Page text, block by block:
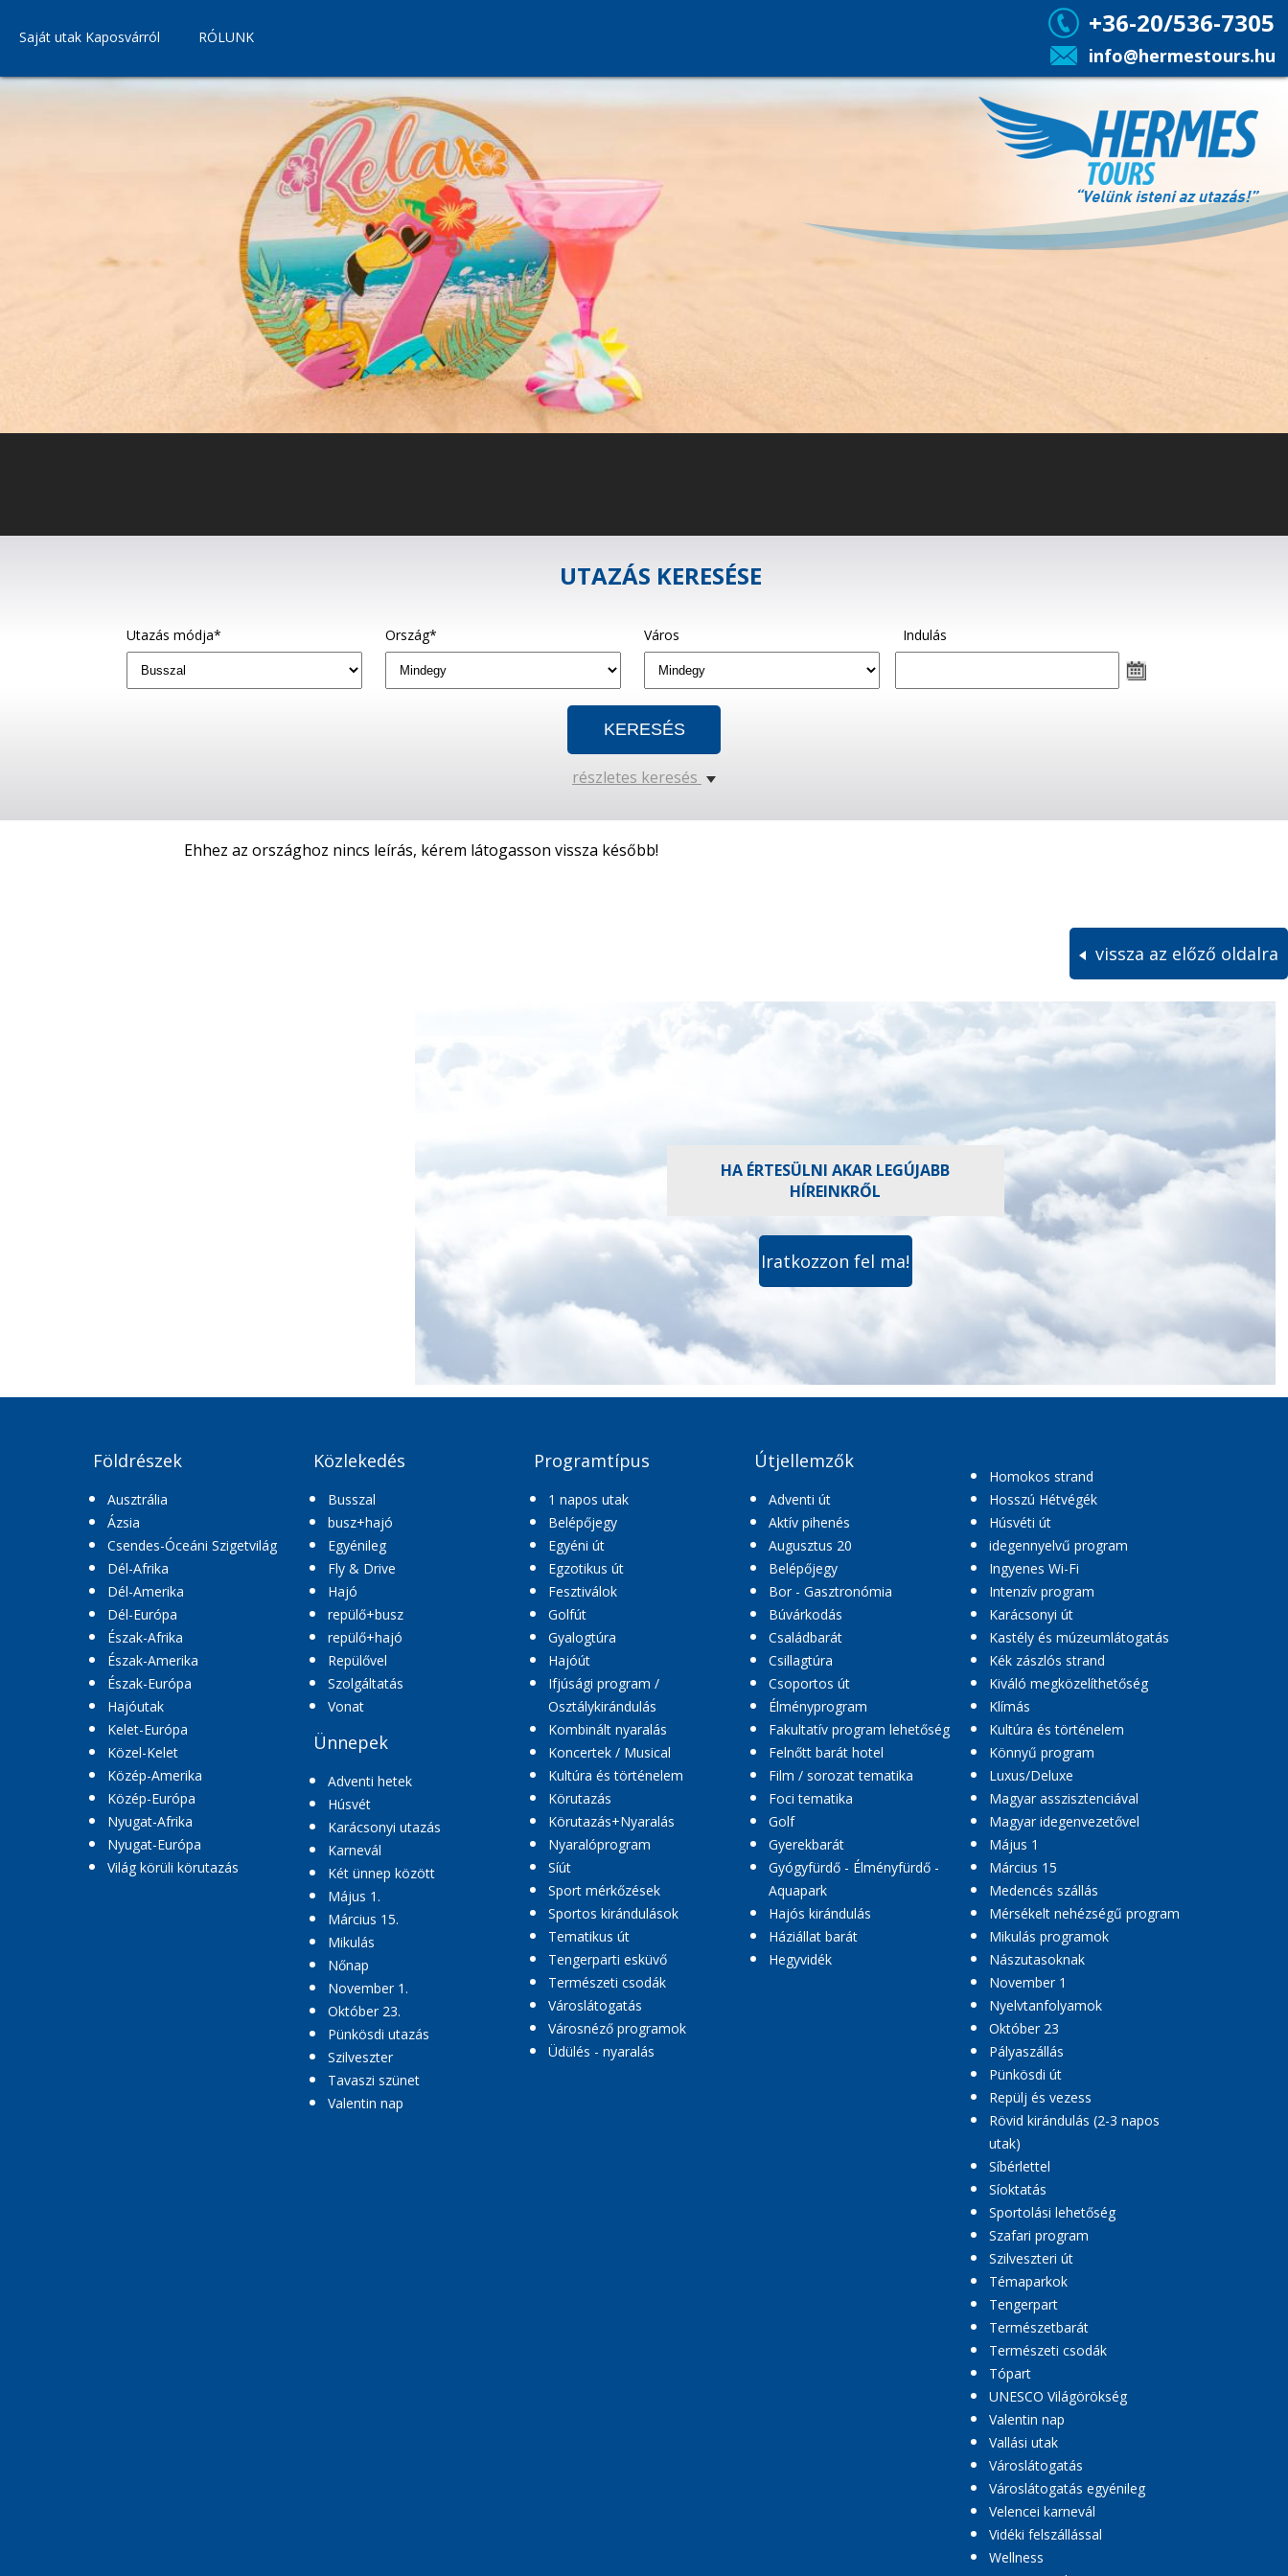
Saját utak Kaposvárról RÓLUNK +36-20/536-7305
info@hermestours.hu
UTAZÁS KERESÉSE
Utazás módja* Ország* Város Indulás
részletes keresés
Ehhez az országhoz nincs leírás, kérem látogasson vissza később!
vissza az előző oldalra
HA ÉRTESÜLNI AKAR LEGÚJABB
HÍREINKRŐL
Iratkozzon fel ma!
Földrészek
Ausztrália
Ázsia
Csendes-Óceáni Szigetvilág
Dél-Afrika
Dél-Amerika
Dél-Európa
Észak-Afrika
Észak-Amerika
Észak-Európa
Hajóutak
Kelet-Európa
Közel-Kelet
Közép-Amerika
Közép-Európa
Nyugat-Afrika
Nyugat-Európa
Világ körüli körutazás
Közlekedés
Busszal
busz+hajó
Egyénileg
Fly & Drive
Hajó
repülő+busz
repülő+hajó
Repülővel
Szolgáltatás
Vonat
Ünnepek
Adventi hetek
Húsvét
Karácsonyi utazás
Karnevál
Két ünnep között
Május 1.
Március 15.
Mikulás
Nőnap
November 1.
Október 23.
Pünkösdi utazás
Szilveszter
Tavaszi szünet
Valentin nap
Programtípus
1 napos utak
Belépőjegy
Egyéni út
Egzotikus út
Fesztiválok
Golfút
Gyalogtúra
Hajóút
Ifjúsági program /
Osztálykirándulás
Kombinált nyaralás
Koncertek / Musical
Kultúra és történelem
Körutazás
Körutazás+Nyaralás
Nyaralóprogram
Síút
Sport mérkőzések
Sportos kirándulások
Tematikus út
Tengerparti esküvő
Természeti csodák
Városlátogatás
Városnéző programok
Üdülés - nyaralás
Útjellemzők
Adventi út
Aktív pihenés
Augusztus 20
Belépőjegy
Bor - Gasztronómia
Búvárkodás
Családbarát
Csillagtúra
Csoportos út
Élményprogram
Fakultatív program lehetőség
Felnőtt barát hotel
Film / sorozat tematika
Foci tematika
Golf
Gyerekbarát
Gyógyfürdő - Élményfürdő -
Aquapark
Hajós kirándulás
Háziállat barát
Hegyvidék
Homokos strand
Hosszú Hétvégék
Húsvéti út
idegennyelvű program
Ingyenes Wi-Fi
Intenzív program
Karácsonyi út
Kastély és múzeumlátogatás
Kék zászlós strand
Kiváló megközelíthetőség
Klímás
Kultúra és történelem
Könnyű program
Luxus/Deluxe
Magyar asszisztenciával
Magyar idegenvezetővel
Május 1
Március 15
Medencés szállás
Mérsékelt nehézségű program
Mikulás programok
Nászutasoknak
November 1
Nyelvtanfolyamok
Október 23
Pályaszállás
Pünkösdi út
Repülj és vezess
Rövid kirándulás (2-3 napos
utak)
Síbérlettel
Síoktatás
Sportolási lehetőség
Szafari program
Szilveszteri út
Témaparkok
Tengerpart
Természetbarát
Természeti csodák
Tópart
UNESCO Világörökség
Valentin nap
Vallási utak
Városlátogatás
Városlátogatás egyénileg
Velencei karnevál
Vidéki felszállással
Wellness